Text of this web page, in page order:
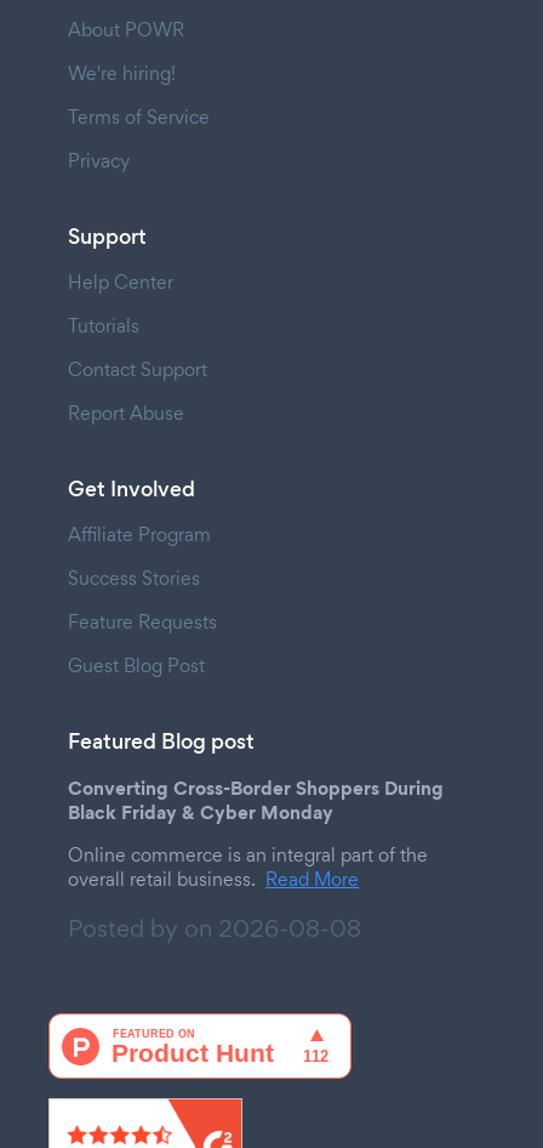
About POWR
We're hiring!
Terms of Service
Privacy
Support
Help Center
Tutorials
Contact Support
Report Abuse
Get Involved
Affiliate Program
Success Stories
Feature Requests
Guest Blog Post
Featured Blog post
Converting Cross-Border Shoppers During
Black Friday & Cyber Monday
Online commerce is an integral part of the
overall retail business. Read More
Posted by on 2026-08-08